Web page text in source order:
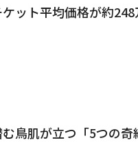
ット平均価格が約248
鳥肌が立つ「5つの奇